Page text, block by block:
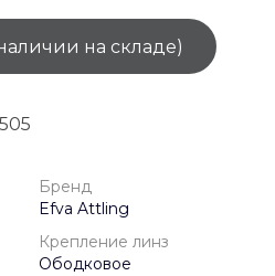
на складе)
Бренд
Efva Attling
Крепление линз
Ободковое